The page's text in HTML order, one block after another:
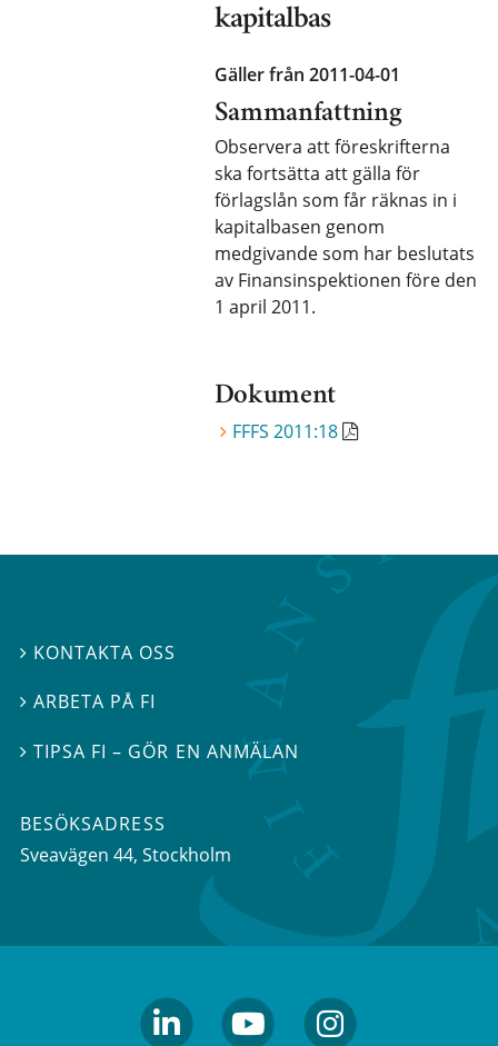
kapitalbas
Gäller från 2011-04-01
Sammanfattning
Observera att föreskrifterna
ska fortsätta att gälla för
förlagslån som får räknas in i
kapitalbasen genom
medgivande som har beslutats
av Finansinspektionen före den
1 april 2011.
Dokument
FFFS 2011:18
 KONTAKTA OSS
ARBETA PÅ FI
TIPSA FI – GÖR EN ANMÄLAN
BESÖKSADRESS
Sveavägen 44, Stockholm